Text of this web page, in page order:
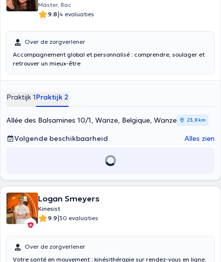
Master, Bac
9.8|4 evaluaties
Over de zorgverlener
Accompagnement global et personnalisé : comprendre, soulager et
retrouver un mieux-être
Praktijk 1Praktijk 2
Allée des Balsamines 10/1, Wanze, Belgique, Wanze 23,8 km
Volgende beschikbaarheid Alles zien
Logan Smeyers
Kinesist
9.9|30 evaluaties
Over de zorgverlener
Votre santé en mouvement : kinésithérapie sur rendez-vous en ligne.